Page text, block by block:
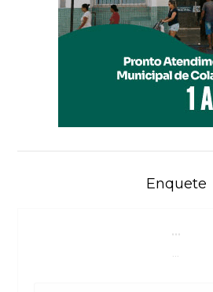
Enquete
...